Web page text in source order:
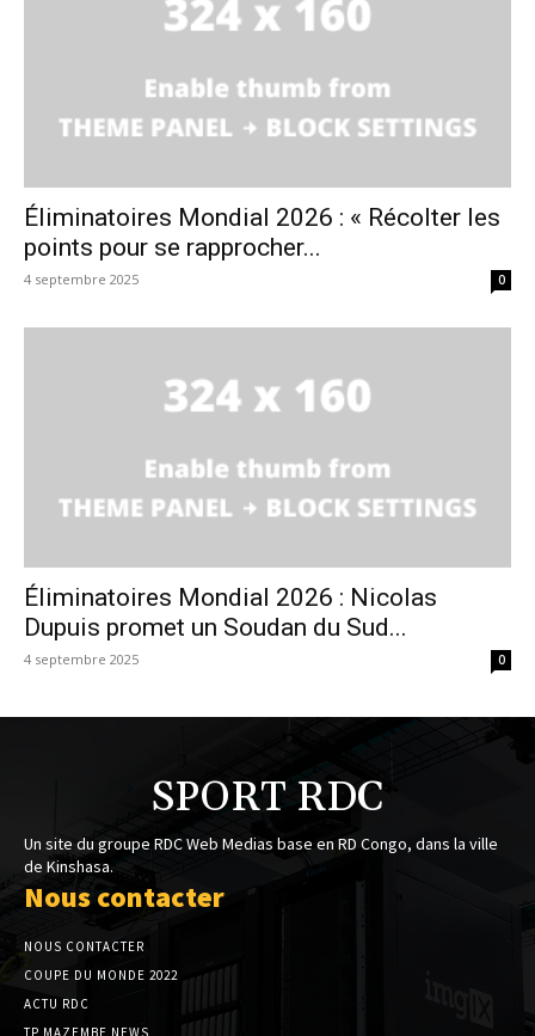
Éliminatoires Mondial 2026 : « Récolter les
points pour se rapprocher...
4 septembre 2025 0
Éliminatoires Mondial 2026 : Nicolas
Dupuis promet un Soudan du Sud...
4 septembre 2025 0
SPORT RDC
Un site du groupe RDC Web Medias base en RD Congo, dans la ville
de Kinshasa.
Nous contacter
NOUS CONTACTER
COUPE DU MONDE 2022
ACTU RDC
TP MAZEMBE NEWS